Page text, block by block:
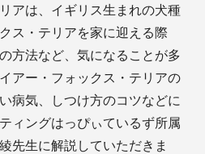
アは、イギリス生まれの犬種
ス・テリアを家に迎える際
方法など、気になることが多
アー・フォックス・テリアの
病気、しつけ方のコツなどに
ィングはっぴぃているず所属
先生に解説していただきま